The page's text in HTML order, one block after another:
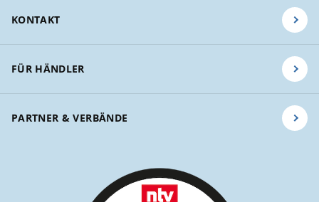
KONTAKT
FÜR HÄNDLER
PARTNER & VERBÄNDE